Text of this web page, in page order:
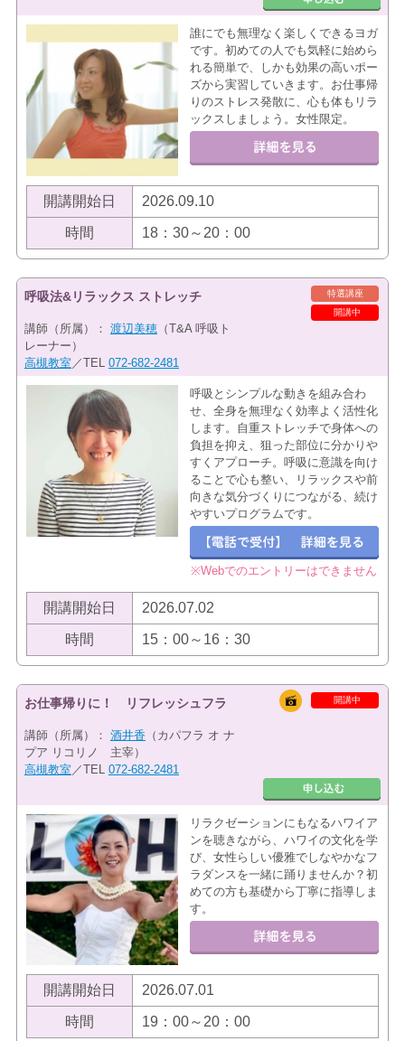
誰にでも無理なく楽しくできるヨガ
です。初めての人でも気軽に始めら
れる簡単で、しかも効果の高いポー
ズから実習していきます。お仕事帰
りのストレス発散に、心も体もリラ
ックスしましょう。女性限定。
開講開始日 2026.09.10
時間 18：30～20：00
特選講座
開講中
呼吸法&リラックス ストレッチ
講師（所属）： 渡辺美穂（T&A 呼吸ト
レーナー）
高槻教室 ／TEL 072-682-2481
呼吸とシンプルな動きを組み合わ
せ、全身を無理なく効率よく活性化
します。自重ストレッチで身体への
負担を抑え、狙った部位に分かりや
すくアプローチ。呼吸に意識を向け
ることで心も整い、リラックスや前
向きな気分づくりにつながる、続け
やすいプログラムです。
※Webでのエントリーはできません
開講開始日 2026.07.02
時間 15：00～16：30
開講中
お仕事帰りに！ リフレッシュフラ
講師（所属）： 酒井香 （カパフラ オ ナ
プア リコリノ 主宰）
高槻教室 ／TEL 072-682-2481
リラクゼーションにもなるハワイア
ンを聴きながら、ハワイの文化を学
び、女性らしい優雅でしなやかなフ
ラダンスを一緒に踊りませんか？初
めての方も基礎から丁寧に指導しま
す。
開講開始日 2026.07.01
時間 19：00～20：00